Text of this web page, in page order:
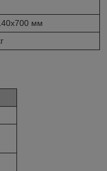
мм